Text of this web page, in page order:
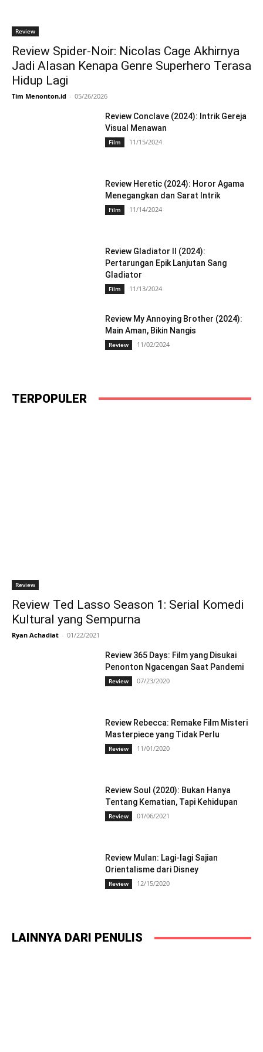
Review
Review Spider-Noir: Nicolas Cage Akhirnya
Jadi Alasan Kenapa Genre Superhero Terasa
Hidup Lagi
Tim Menonton.id - 05/26/2026
Review Conclave (2024): Intrik Gereja
Visual Menawan
Film 11/15/2024
Review Heretic (2024): Horor Agama
Menegangkan dan Sarat Intrik
Film 11/14/2024
Review Gladiator II (2024):
Pertarungan Epik Lanjutan Sang
Gladiator
Film 11/13/2024
Review My Annoying Brother (2024):
Main Aman, Bikin Nangis
Review 11/02/2024
TERPOPULER
Review
Review Ted Lasso Season 1: Serial Komedi
Kultural yang Sempurna
Ryan Achadiat - 01/22/2021
Review 365 Days: Film yang Disukai
Penonton Ngacengan Saat Pandemi
Review 07/23/2020
Review Rebecca: Remake Film Misteri
Masterpiece yang Tidak Perlu
Review 11/01/2020
Review Soul (2020): Bukan Hanya
Tentang Kematian, Tapi Kehidupan
Review 01/06/2021
Review Mulan: Lagi-lagi Sajian
Orientalisme dari Disney
Review 12/15/2020
LAINNYA DARI PENULIS